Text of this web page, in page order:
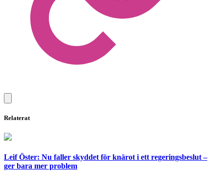
Relaterat
Leif Öster: Nu faller skyddet för knärot i ett regeringsbeslut –
ger bara mer problem